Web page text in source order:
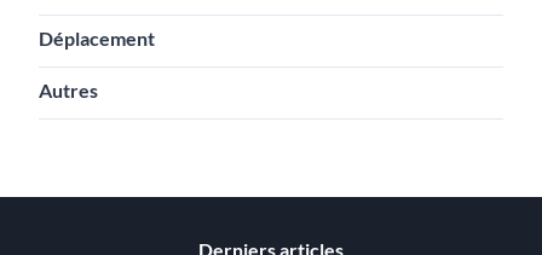
Déplacement
Autres
Derniers articles